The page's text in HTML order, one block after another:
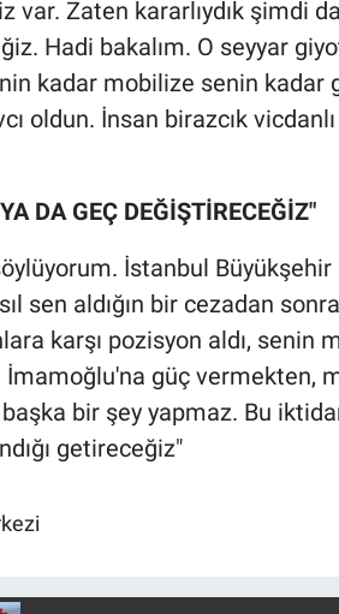
var. Zaten kararlıydık şimdi
Hadi bakalım. O seyyar
kadar mobilize senin kadar
oldun. İnsan birazcık
DA GEÇ DEĞİŞTİRECEĞİZ"
İstanbul Büyükşehir
sen aldığın bir cezadan
karşı pozisyon aldı, senin
İmamoğlu'na güç vermekten,
bir şey yapmaz. Bu
getireceğiz"